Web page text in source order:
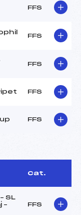
FFS
FFS
FFS
FFS
FFS
Cat.
SL
–
FFS